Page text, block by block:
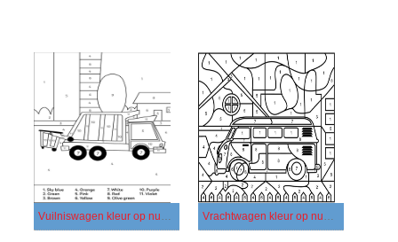
Vuilniswagen kleur op nummer Vrachtwagen kleur op nummer - afbeelding 3